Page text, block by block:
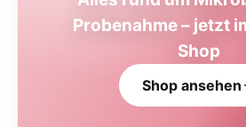
Probenahme – jetzt
Shop
Shop ansehen